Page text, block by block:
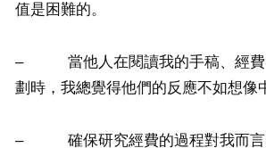
值是困難的。
– 當他人在閱讀我的手稿、經費
劃時，我總覺得他們的反應不如想像
– 確保研究經費的過程對我而言